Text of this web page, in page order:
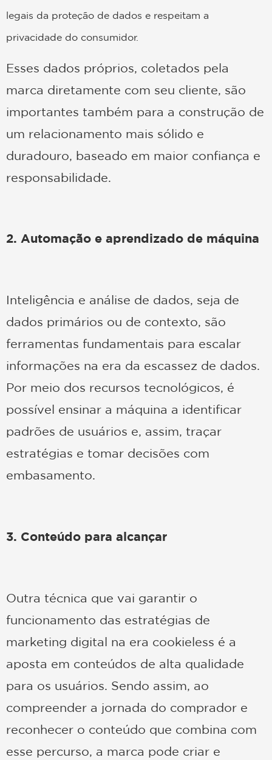
legais da proteção de dados e respeitam a
privacidade do consumidor.
Esses dados próprios, coletados pela
marca diretamente com seu cliente, são
importantes também para a construção de
um relacionamento mais sólido e
duradouro, baseado em maior confiança e
responsabilidade.
2. Automação e aprendizado de máquina
Inteligência e análise de dados, seja de
dados primários ou de contexto, são
ferramentas fundamentais para escalar
informações na era da escassez de dados.
Por meio dos recursos tecnológicos, é
possível ensinar a máquina a identificar
padrões de usuários e, assim, traçar
estratégias e tomar decisões com
embasamento.
3. Conteúdo para alcançar
Outra técnica que vai garantir o
funcionamento das estratégias de
marketing digital na era cookieless é a
aposta em conteúdos de alta qualidade
para os usuários. Sendo assim, ao
compreender a jornada do comprador e
reconhecer o conteúdo que combina com
esse percurso, a marca pode criar e